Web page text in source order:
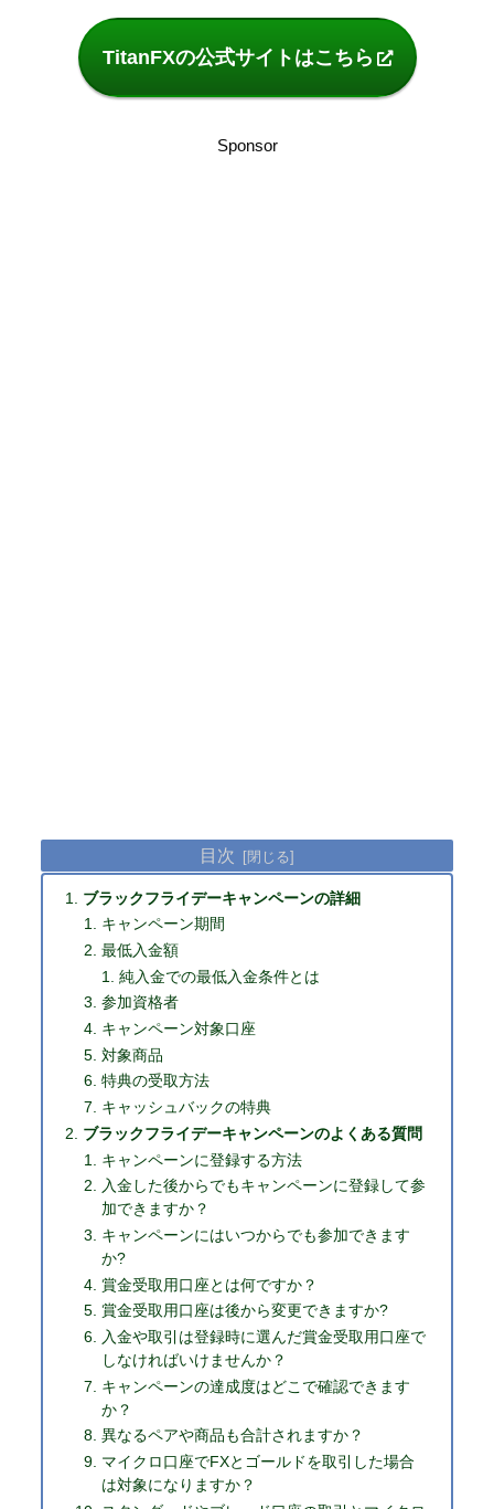
TitanFXの公式サイトはこちら
Sponsor
目次
ブラックフライデーキャンペーンの詳細
キャンペーン期間
最低入金額
純入金での最低入金条件とは
参加資格者
キャンペーン対象口座
対象商品
特典の受取方法
キャッシュバックの特典
ブラックフライデーキャンペーンのよくある質問
キャンペーンに登録する方法
入金した後からでもキャンペーンに登録して参
加できますか？
キャンペーンにはいつからでも参加できます
か?
賞金受取用口座とは何ですか？
賞金受取用口座は後から変更できますか?
入金や取引は登録時に選んだ賞金受取用口座で
しなければいけませんか？
キャンペーンの達成度はどこで確認できます
か？
異なるペアや商品も合計されますか？
マイクロ口座でFXとゴールドを取引した場合
は対象になりますか？